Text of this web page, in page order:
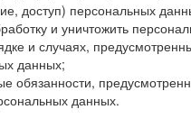
доступ) персональных
и уничтожить
и случаях,
данных;
обязанности,
данных.